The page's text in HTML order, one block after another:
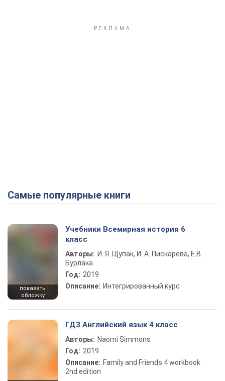
Самые популярные книги
показать
обложку
Учебники Всемирная история 6
класс
Авторы: И. Я. Щупак, И. А. Пискарева, Е.В.
Бурлака
Год: 2019
Описание: Интегрированный курс
ГДЗ Английский язык 4 класс
Авторы: Naomi Simmons
Год: 2019
Описание: Family and Friends 4 workbook
2nd edition